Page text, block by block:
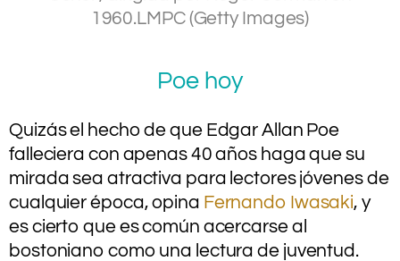
1960.LMPC (Getty Images)
Poe hoy
Quizás el hecho de que Edgar Allan Poe
falleciera con apenas 40 años haga que su
mirada sea atractiva para lectores jóvenes de
cualquier época, opina Fernando Iwasaki, y
es cierto que es común acercarse al
bostoniano como una lectura de juventud.